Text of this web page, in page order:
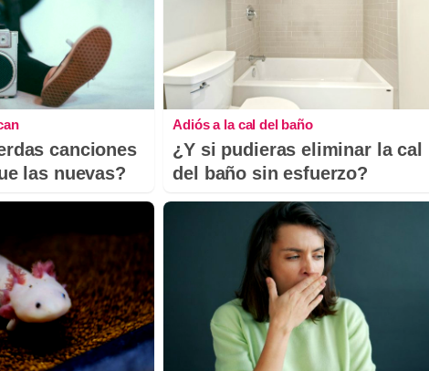
canciones
las nuevas?
Adiós a la cal del baño
¿Y si pudieras eliminar la cal
del baño sin esfuerzo?